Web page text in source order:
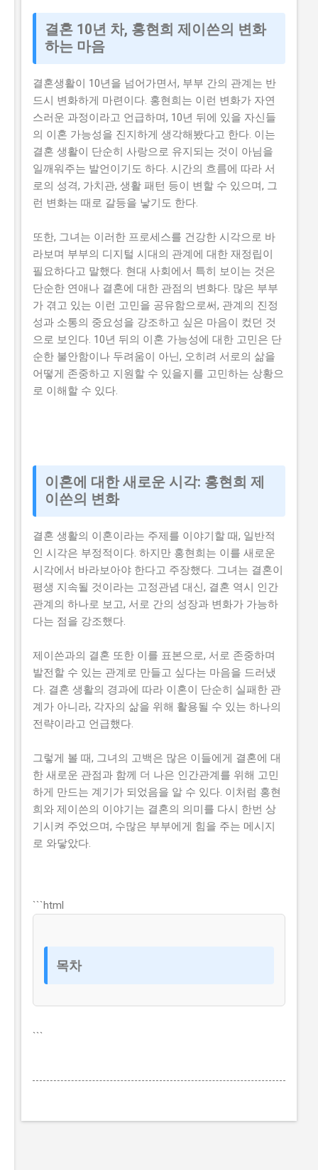
결혼 10년 차, 홍현희 제이쓴의 변화
하는 마음
결혼생활이 10년을 넘어가면서, 부부 간의 관계는 반
드시 변화하게 마련이다. 홍현희는 이런 변화가 자연
스러운 과정이라고 언급하며, 10년 뒤에 있을 자신들
의 이혼 가능성을 진지하게 생각해봤다고 한다. 이는
결혼 생활이 단순히 사랑으로 유지되는 것이 아님을
일깨워주는 발언이기도 하다. 시간의 흐름에 따라 서
로의 성격, 가치관, 생활 패턴 등이 변할 수 있으며, 그
런 변화는 때로 갈등을 낳기도 한다.
또한, 그녀는 이러한 프로세스를 건강한 시각으로 바
라보며 부부의 디지털 시대의 관계에 대한 재정립이
필요하다고 말했다. 현대 사회에서 특히 보이는 것은
단순한 연애나 결혼에 대한 관점의 변화다. 많은 부부
가 겪고 있는 이런 고민을 공유함으로써, 관계의 진정
성과 소통의 중요성을 강조하고 싶은 마음이 컸던 것
으로 보인다. 10년 뒤의 이혼 가능성에 대한 고민은 단
순한 불안함이나 두려움이 아닌, 오히려 서로의 삶을
어떻게 존중하고 지원할 수 있을지를 고민하는 상황으
로 이해할 수 있다.
이혼에 대한 새로운 시각: 홍현희 제
이쓴의 변화
결혼 생활의 이혼이라는 주제를 이야기할 때, 일반적
인 시각은 부정적이다. 하지만 홍현희는 이를 새로운
시각에서 바라보아야 한다고 주장했다. 그녀는 결혼이
평생 지속될 것이라는 고정관념 대신, 결혼 역시 인간
관계의 하나로 보고, 서로 간의 성장과 변화가 가능하
다는 점을 강조했다.
제이쓴과의 결혼 또한 이를 표본으로, 서로 존중하며
발전할 수 있는 관계로 만들고 싶다는 마음을 드러냈
다. 결혼 생활의 경과에 따라 이혼이 단순히 실패한 관
계가 아니라, 각자의 삶을 위해 활용될 수 있는 하나의
전략이라고 언급했다.
그렇게 볼 때, 그녀의 고백은 많은 이들에게 결혼에 대
한 새로운 관점과 함께 더 나은 인간관계를 위해 고민
하게 만드는 계기가 되었음을 알 수 있다. 이처럼 홍현
희와 제이쓴의 이야기는 결혼의 의미를 다시 한번 상
기시켜 주었으며, 수많은 부부에게 힘을 주는 메시지
로 와닿았다.
```html
목차
```